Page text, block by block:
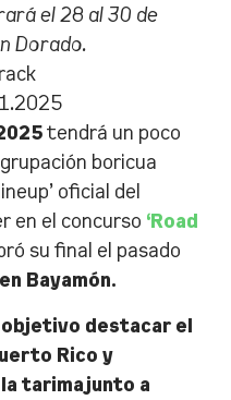
el 28 al 30 de
Dorado.
tendrá un poco
boricua
oficial del
en el concurso ‘Road
su final el pasado
Bayamón.
destacar el
Rico y
tarima junto a